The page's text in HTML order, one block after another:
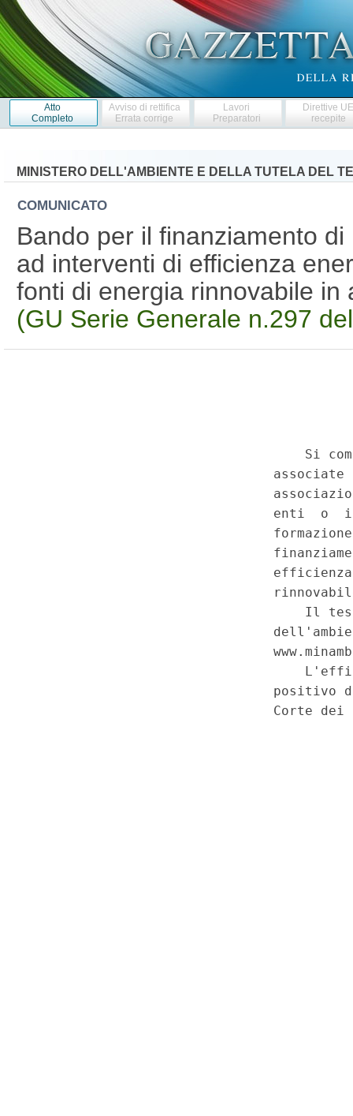
Atto
Completo
Avviso di rettifica
Errata corrige
Lavori
Preparatori
Direttive
recepite
MINISTERO DELL'AMBIENTE E DELLA TUTELA DEL
COMUNICATO
Bando per il finanziamento
ad interventi di efficienza
fonti di energia rinnovabile in
(GU Serie Generale n.297